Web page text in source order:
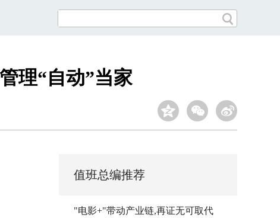
理“自动”当家
值班总编推荐
"电影+"带动产业链,再证无可取代